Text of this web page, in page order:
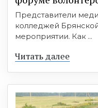
Представители
колледжей
мероприятии. Как ...
Читать далее